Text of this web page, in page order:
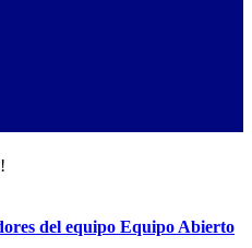
del equipo Equipo Abierto